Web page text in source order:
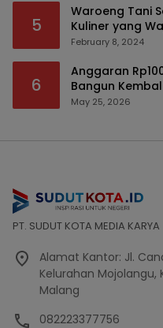
5
Waroeng Tani
Kuliner yang
February 8, 2024
6
Anggaran
Bangun
Bencana Bakal
May 25, 2026
PT. SUDUT KOTA MEDIA KARYA
Alamat Kantor: Jl.
Kelurahan Mojolangu,
Malang
082223377756